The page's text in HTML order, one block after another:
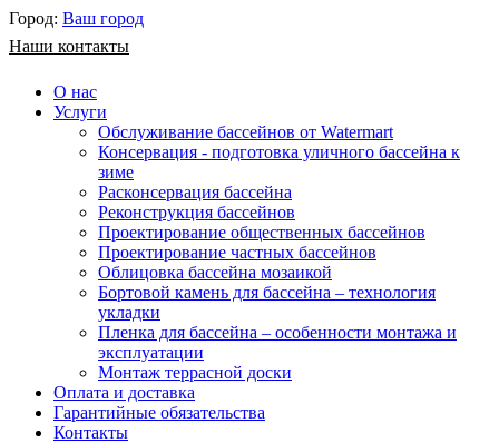
Город: Ваш город
Наши контакты
О нас
Услуги
Обслуживание бассейнов от Watermart
Консервация - подготовка уличного бассейна к
зиме
Расконсервация бассейна
Реконструкция бассейнов
Проектирование общественных бассейнов
Проектирование частных бассейнов
​Облицовка бассейна мозаикой
Бортовой камень для бассейна – технология
укладки
Пленка для бассейна – особенности монтажа и
эксплуатации
Монтаж террасной доски
Оплата и доставка
Гарантийные обязательства
Контакты